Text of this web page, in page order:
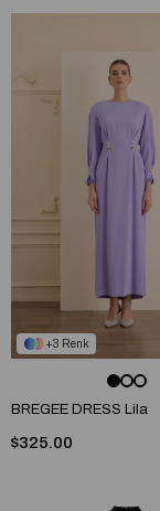
3
BREGEE DRESS Lila
$325.00